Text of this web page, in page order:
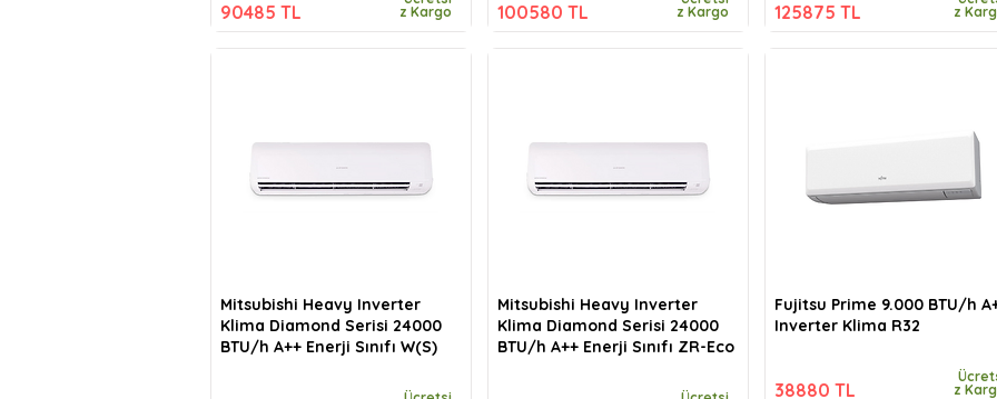
90485 TL
z Kargo
Mitsubishi Heavy Inverter
Klima Diamond Serisi 24000
BTU/h A++ Enerji Sınıfı W(S)
100580 TL
z Kargo
Mitsubishi Heavy Inverter
Klima Diamond Serisi 24000
BTU/h A++ Enerji Sınıfı ZR-Eco
125875 TL
z
Fujitsu Prime 9.000 BTU/h
Inverter Klima R32
38880 TL
z